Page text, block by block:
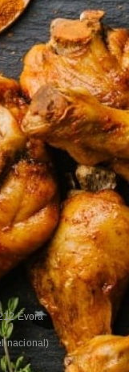
Évora
nacional)